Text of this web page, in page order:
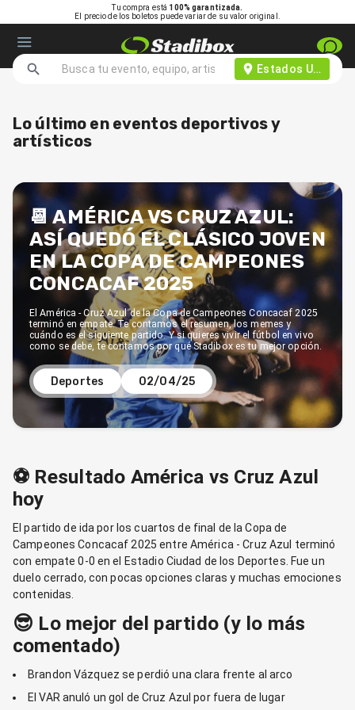
Tu compra está 100% garantizada.
El precio de los boletos puede variar de su valor original.
Estados Unidos
Lo último en eventos deportivos y
artísticos
📆 AMÉRICA VS CRUZ AZUL:
ASÍ QUEDÓ EL CLÁSICO JOVEN
EN LA COPA DE CAMPEONES
CONCACAF 2025
Deportes 02/04/25
El América - Cruz Azul de la Copa de Campeones Concacaf 2025
terminó en empate. Te contamos el resumen, los memes y
cuándo es el siguiente partido. Y si quieres vivir el fútbol en vivo
como se debe, te contamos por qué Stadibox es tu mejor opción.
⚽ Resultado América vs Cruz Azul
hoy
El partido de ida por los cuartos de final de la Copa de
Campeones Concacaf 2025 entre América - Cruz Azul terminó
con empate 0-0 en el Estadio Ciudad de los Deportes. Fue un
duelo cerrado, con pocas opciones claras y muchas emociones
contenidas.
😎 Lo mejor del partido (y lo más
comentado)
Brandon Vázquez se perdió una clara frente al arco
El VAR anuló un gol de Cruz Azul por fuera de lugar